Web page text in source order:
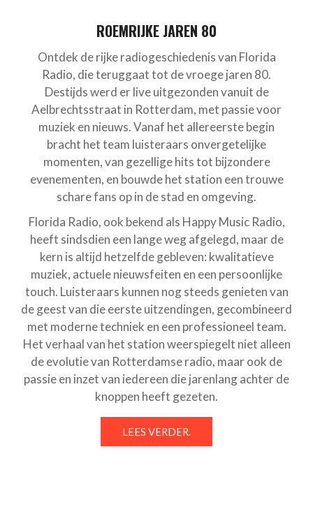
ROEMRIJKE JAREN 80
Ontdek de rijke radiogeschiedenis van Florida
Radio, die teruggaat tot de vroege jaren 80.
Destijds werd er live uitgezonden vanuit de
Aelbrechtsstraat in Rotterdam, met passie voor
muziek en nieuws. Vanaf het allereerste begin
bracht het team luisteraars onvergetelijke
momenten, van gezellige hits tot bijzondere
evenementen, en bouwde het station een trouwe
schare fans op in de stad en omgeving.
Florida Radio, ook bekend als Happy Music Radio,
heeft sindsdien een lange weg afgelegd, maar de
kern is altijd hetzelfde gebleven: kwalitatieve
muziek, actuele nieuwsfeiten en een persoonlijke
touch. Luisteraars kunnen nog steeds genieten van
de geest van die eerste uitzendingen, gecombineerd
met moderne techniek en een professioneel team.
Het verhaal van het station weerspiegelt niet alleen
de evolutie van Rotterdamse radio, maar ook de
passie en inzet van iedereen die jarenlang achter de
knoppen heeft gezeten.
LEES VERDER.